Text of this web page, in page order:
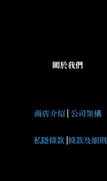
關於我們
商店介紹| 公司架構
私隱條款 條款及細則